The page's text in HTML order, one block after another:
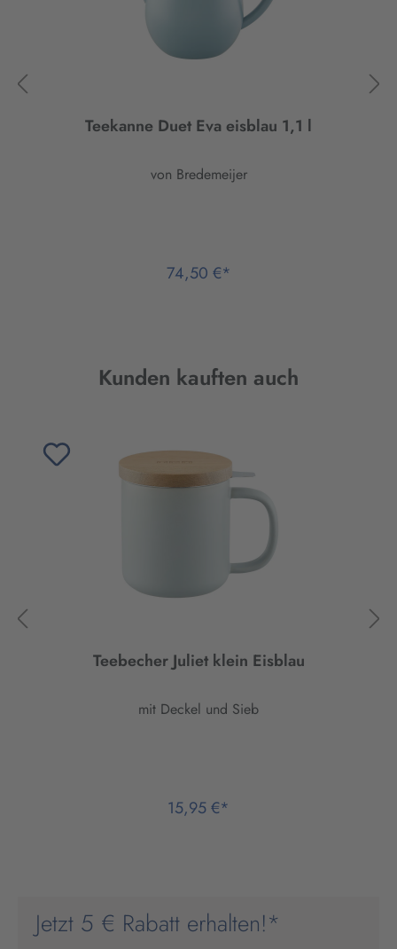
Teekanne Duet Eva eisblau 1,1 l
von Bredemeijer
74,50 €*
Produktgalerie überspringen
Kunden kauften auch
Teebecher Juliet klein Eisblau
mit Deckel und Sieb
15,95 €*
Jetzt 5 € Rabatt erhalten!*